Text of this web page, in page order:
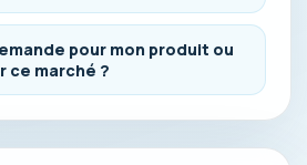
pour mon produit ou
ce marché ?